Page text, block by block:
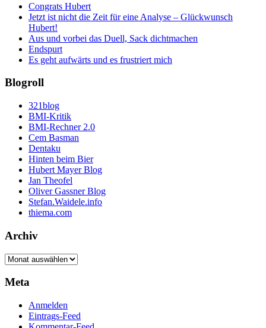
Congrats Hubert
Jetzt ist nicht die Zeit für eine Analyse – Glückwunsch
Hubert!
Aus und vorbei das Duell, Sack dichtmachen
Endspurt
Es geht aufwärts und es frustriert mich
Blogroll
321blog
BMI-Kritik
BMI-Rechner 2.0
Cem Basman
Dentaku
Hinten beim Bier
Hubert Mayer Blog
Jan Theofel
Oliver Gassner Blog
Stefan.Waidele.info
thiema.com
Archiv
Archiv
Meta
Anmelden
Eintrags-Feed